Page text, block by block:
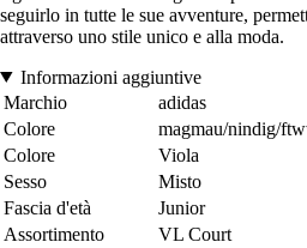
seguirlo in tutte le sue avventure,
attraverso uno stile unico e alla moda.
Informazioni aggiuntive
Marchio
adidas
Colore
magmau/nindig/
Colore
Viola
Sesso
Misto
Fascia d'età
Junior
Assortimento
VL Court